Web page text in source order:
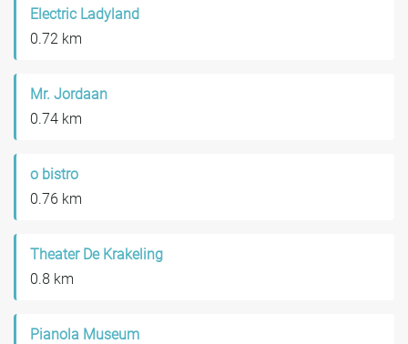
Electric Ladyland
0.72 km
Mr. Jordaan
0.74 km
o bistro
0.76 km
Theater De Krakeling
0.8 km
Pianola Museum